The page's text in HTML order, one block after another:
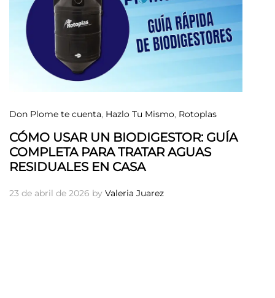
Don Plome te cuenta, Hazlo Tu Mismo, Rotoplas
CÓMO USAR UN BIODIGESTOR: GUÍA
COMPLETA PARA TRATAR AGUAS
RESIDUALES EN CASA
23 de abril de 2026 by Valeria Juarez